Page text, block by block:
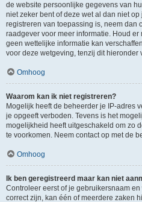
de website persoonlijke gegevens van
niet zeker bent of deze wet al dan niet
registreren van toepassing is, neem dan
raadgever voor meer informatie. Houd
geen wettelijke informatie kan
voor deze wetgeving, tenzij dit hieronder
Omhoog
Waarom kan ik niet registreren?
Mogelijk heeft de beheerder je IP-adres
je opgeeft verboden. Tevens is het
mogelijkheid heeft uitgeschakeld om zo
te voorkomen. Neem contact op met de
Omhoog
Ik ben geregistreerd maar kan niet
Controleer eerst of je gebruikersnaam
correct zijn, kan één of meerdere zaken